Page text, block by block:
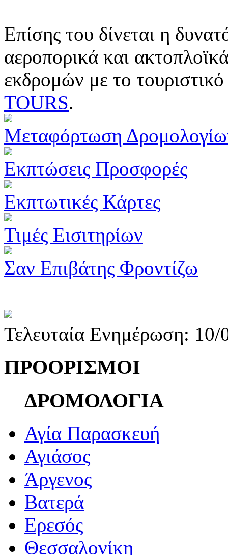
Επίσης του δίνεται η
αεροπορικά και
εκδρομών με το
TOURS.
Μεταφόρτωση
Εκπτώσεις Προσφορές
Εκπτωτικές Κάρτες
Τιμές Εισιτηρίων
Σαν Επιβάτης Φροντίζω
Τελευταία Ενημέρωση:
ΠΡΟΟΡΙΣΜΟΙ
ΔΡΟΜΟΛΟΓΙΑ
Αγία Παρασκευή
Αγιάσος
Άργενος
Βατερά
Ερεσός
Θεσσαλονίκη